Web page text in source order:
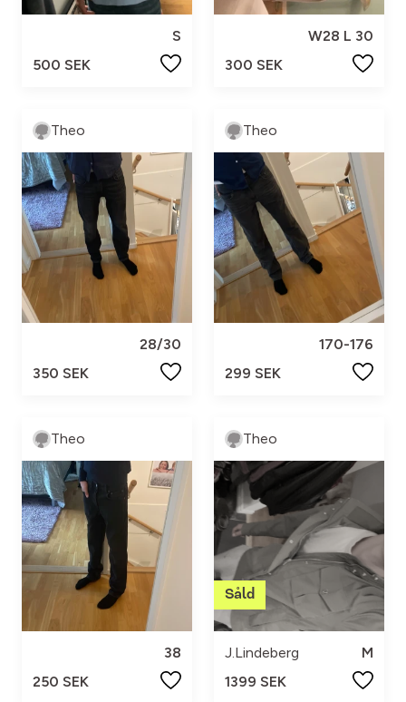
S
500 SEK
W28 L 30
300 SEK
Theo
28/30
350 SEK
Theo
170-176
299 SEK
Theo
38
250 SEK
Theo
J.Lindeberg
M
1399 SEK